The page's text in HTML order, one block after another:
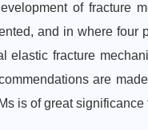
of fracture
and in where four
elastic fracture
are
is of great